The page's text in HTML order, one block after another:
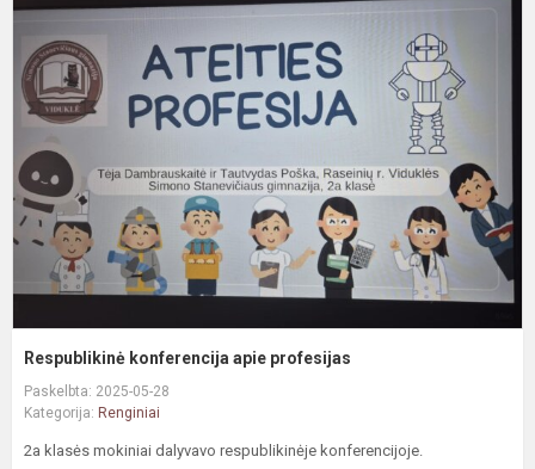
Respublikinė konferencija apie profesijas
Paskelbta: 2025-05-28
Kategorija: Renginiai
2a klasės mokiniai dalyvavo respublikinėje konferencijoje.